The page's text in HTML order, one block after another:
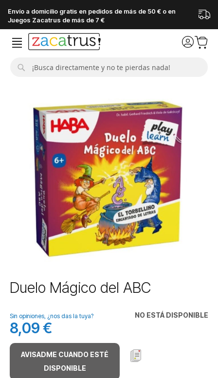
Envío a domicilio gratis en pedidos de más de 50 € o en
Juegos Zacatrus de más de 7 €
imágenes
Saltar
al
de
la
galería
de
imágenes
Duelo Mágico del ABC
NO ESTÁ DISPONIBLE
Sin opiniones, ¿nos das la tuya?
8,09 €
AVISADME CUANDO ESTÉ
DISPONIBLE